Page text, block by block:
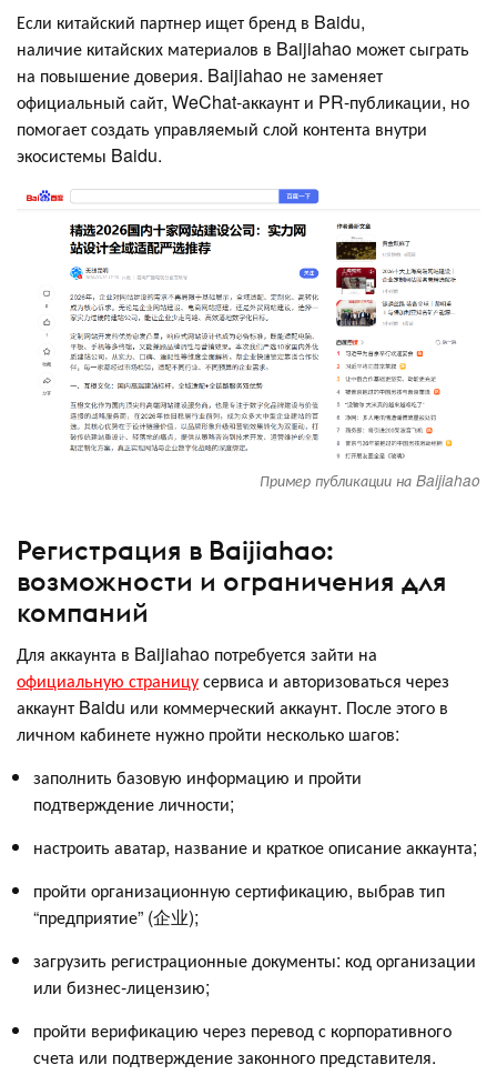
Если китайский партнер ищет бренд в Baidu,
наличие китайских материалов в Baijiahao может сыграть
на повышение доверия. Baijiahao не заменяет
официальный сайт, WeChat-аккаунт и PR-публикации, но
помогает создать управляемый слой контента внутри
экосистемы Baidu.
Пример публикации на Baijiahao
Регистрация в Baijiahao:
возможности и ограничения для
компаний
Для аккаунта в Baijiahao потребуется зайти на
официальную страницусервиса и авторизоваться через
аккаунт Baidu или коммерческий аккаунт. После этого в
личном кабинете нужно пройти несколько шагов:
заполнить базовую информацию и пройти
подтверждение личности;
настроить аватар, название и краткое описание аккаунта;
пройти организационную сертификацию, выбрав тип
“предприятие” (企业);
загрузить регистрационные документы: код организации
или бизнес-лицензию;
пройти верификацию через перевод с корпоративного
счета или подтверждение законного представителя.